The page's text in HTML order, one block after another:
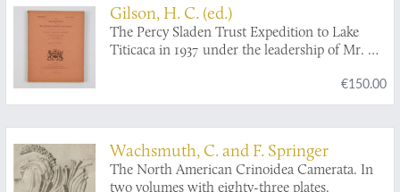
Gilson, H. C. (ed.)
The Percy Sladen Trust Expedition to Lake
Titicaca in 1937 under the leadership of Mr. H.
€150.00
Wachsmuth, C. and F. Springer
The North American Crinoidea Camerata. In
two volumes with eighty-three plates.